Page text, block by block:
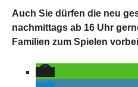
Auch Sie dürfen die neu
nachmittags ab 16 Uhr
Familien zum Spielen